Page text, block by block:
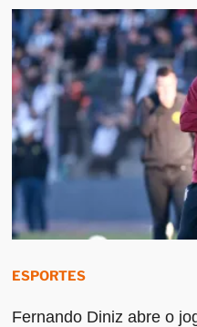
ESPORTES
Fernando Diniz abre o